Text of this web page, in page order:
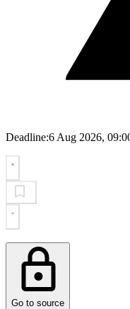
Deadline:6 Aug 2026,
Go to source